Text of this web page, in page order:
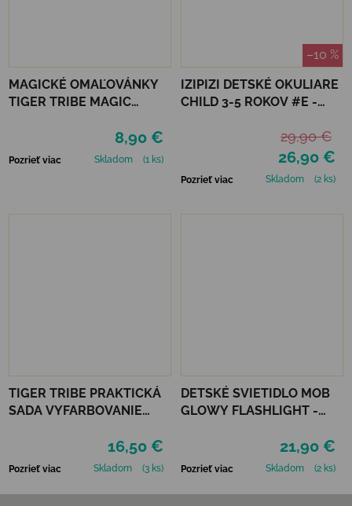
MAGICKÉ OMAĽOVÁNKY
TIGER TRIBE MAGIC
8,90 €
Pozrieť viac Skladom (1 ks)
–10 %
IZIPIZI DETSKÉ OKULIARE
CHILD 3-5 ROKOV #E -
26,90 €
29,90 €
Pozrieť viac Skladom (2 ks)
TIGER TRIBE PRAKTICKÁ
SADA VYFARBOVANIE
16,50 €
Pozrieť viac Skladom (3 ks)
DETSKÉ SVIETIDLO MOB
GLOWY FLASHLIGHT -
21,90 €
Pozrieť viac Skladom (2 ks)